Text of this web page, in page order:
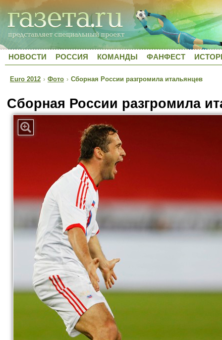
НОВОСТИ РОССИЯ КОМАНДЫ ФАНФЕСТ
Euro 2012 › Фото › Сборная России разгромила итальянцев
Сборная России разгромила